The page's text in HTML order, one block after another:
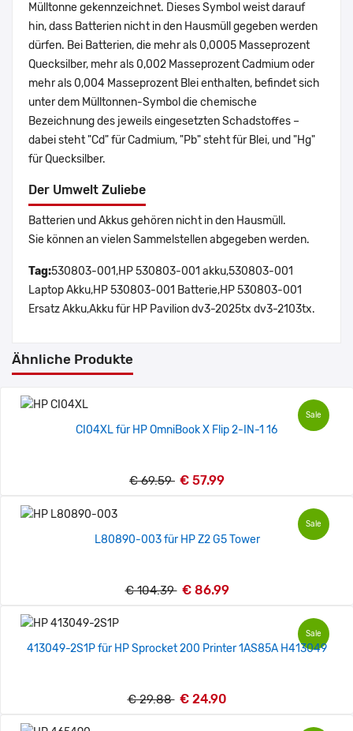
Mülltonne gekennzeichnet. Dieses Symbol weist darauf
hin, dass Batterien nicht in den Hausmüll gegeben werden
dürfen. Bei Batterien, die mehr als 0,0005 Masseprozent
Quecksilber, mehr als 0,002 Masseprozent Cadmium oder
mehr als 0,004 Masseprozent Blei enthalten, befindet sich
unter dem Mülltonnen-Symbol die chemische
Bezeichnung des jeweils eingesetzten Schadstoffes –
dabei steht "Cd" für Cadmium, "Pb" steht für Blei, und "Hg"
für Quecksilber.
Der Umwelt Zuliebe
Batterien und Akkus gehören nicht in den Hausmüll.
Sie können an vielen Sammelstellen abgegeben werden.
Tag:530803-001,HP 530803-001 akku,530803-001
Laptop Akku,HP 530803-001 Batterie,HP 530803-001
Ersatz Akku,Akku für HP Pavilion dv3-2025tx dv3-2103tx.
Ähnliche Produkte
Sale
CI04XL für HP OmniBook X Flip 2-IN-1 16
€ 69.59 € 57.99
Sale
L80890-003 für HP Z2 G5 Tower
€ 104.39 € 86.99
Sale
413049-2S1P für HP Sprocket 200 Printer 1AS85A H413049
€ 29.88 € 24.90